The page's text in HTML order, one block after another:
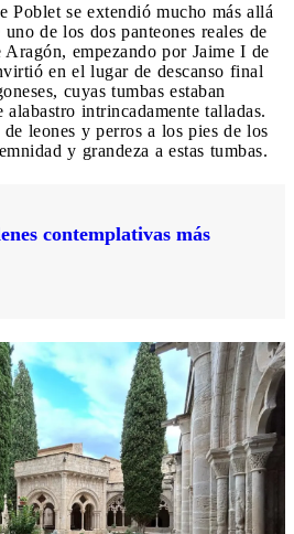
Poblet se extendió mucho más allá
de los dos panteones reales de
empezando por Jaime I de
en el lugar de descanso final
cuyas tumbas estaban
alabastro intrincadamente talladas.
leones y perros a los pies de los
y grandeza a estas tumbas.
contemplativas más